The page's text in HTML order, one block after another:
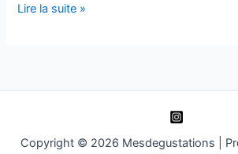
Côtes
–
Lire la suite »
Copyright © 2026 Mesdegustations |